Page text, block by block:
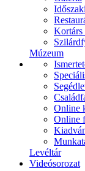
Kortárs
Múzeum
Online
Online
Levéltár
Videósorozat